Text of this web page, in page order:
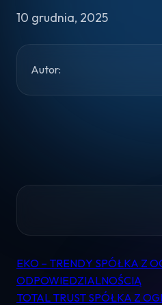
10 grudnia, 2025
Autor:
Nawigacja
wpisu
EKO – TRENDY SPÓŁKA Z
ODPOWIEDZIALNOŚCIĄ
TOTAL TRUST SPÓŁKA Z